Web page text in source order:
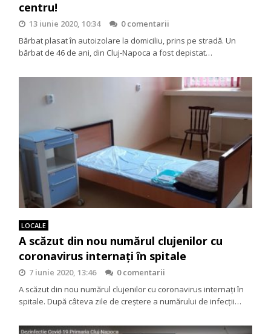
centru!
13 iunie 2020, 10:34
0 comentarii
Bărbat plasat în autoizolare la domiciliu, prins pe stradă. Un
bărbat de 46 de ani, din Cluj-Napoca a fost depistat…
LOCALE
A scăzut din nou numărul clujenilor cu
coronavirus internați în spitale
7 iunie 2020, 13:46
0 comentarii
A scăzut din nou numărul clujenilor cu coronavirus internați în
spitale. După câteva zile de creștere a numărului de infecții…